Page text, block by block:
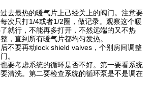
去最热的暖气片上己经关上的阀门。注意要
次只打1/4或者1/2圈，做记录。观察这个暖
就行，不能再多打开，不然远端的又不热
，直到所有暖气片都均匀发热。
不要再动lock shield valves，个别房间调整
。
要考虑系统的循环是否不好。第一要看系统
清洗。第二要检查系统的循环泵是不是调在